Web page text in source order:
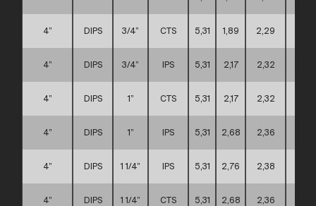
4” DIPS 3/4” CTS 5,31 1,89 2,29
4” DIPS 3/4” IPS 5,31 2,17 2,32
4” DIPS 1” CTS 5,31 2,17 2,32
4” DIPS 1” IPS 5,31 2,68 2,36
4” DIPS 1 1/4” IPS 5,31 2,76 2,38
4” DIPS 1 1/4” CTS 5,31 2,68 2,36